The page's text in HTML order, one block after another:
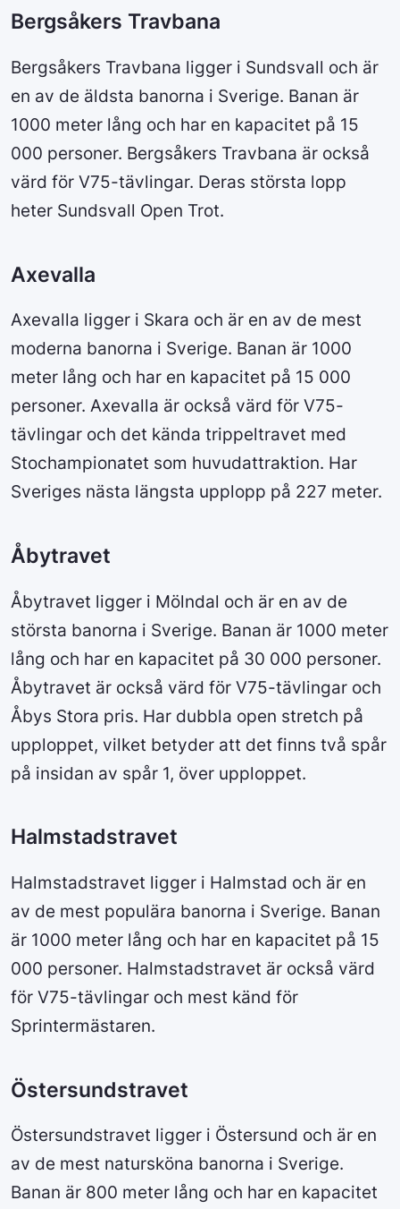
Bergsåkers Travbana
Bergsåkers Travbana ligger i Sundsvall och är
en av de äldsta banorna i Sverige. Banan är
1000 meter lång och har en kapacitet på 15
000 personer. Bergsåkers Travbana är också
värd för V75-tävlingar. Deras största lopp
heter Sundsvall Open Trot.
Axevalla
Axevalla ligger i Skara och är en av de mest
moderna banorna i Sverige. Banan är 1000
meter lång och har en kapacitet på 15 000
personer. Axevalla är också värd för V75-
tävlingar och det kända trippeltravet med
Stochampionatet som huvudattraktion. Har
Sveriges nästa längsta upplopp på 227 meter.
Åbytravet
Åbytravet ligger i Mölndal och är en av de
största banorna i Sverige. Banan är 1000 meter
lång och har en kapacitet på 30 000 personer.
Åbytravet är också värd för V75-tävlingar och
Åbys Stora pris. Har dubbla open stretch på
upploppet, vilket betyder att det finns två spår
på insidan av spår 1, över upploppet.
Halmstadstravet
Halmstadstravet ligger i Halmstad och är en
av de mest populära banorna i Sverige. Banan
är 1000 meter lång och har en kapacitet på 15
000 personer. Halmstadstravet är också värd
för V75-tävlingar och mest känd för
Sprintermästaren.
Östersundstravet
Östersundstravet ligger i Östersund och är en
av de mest natursköna banorna i Sverige.
Banan är 800 meter lång och har en kapacitet